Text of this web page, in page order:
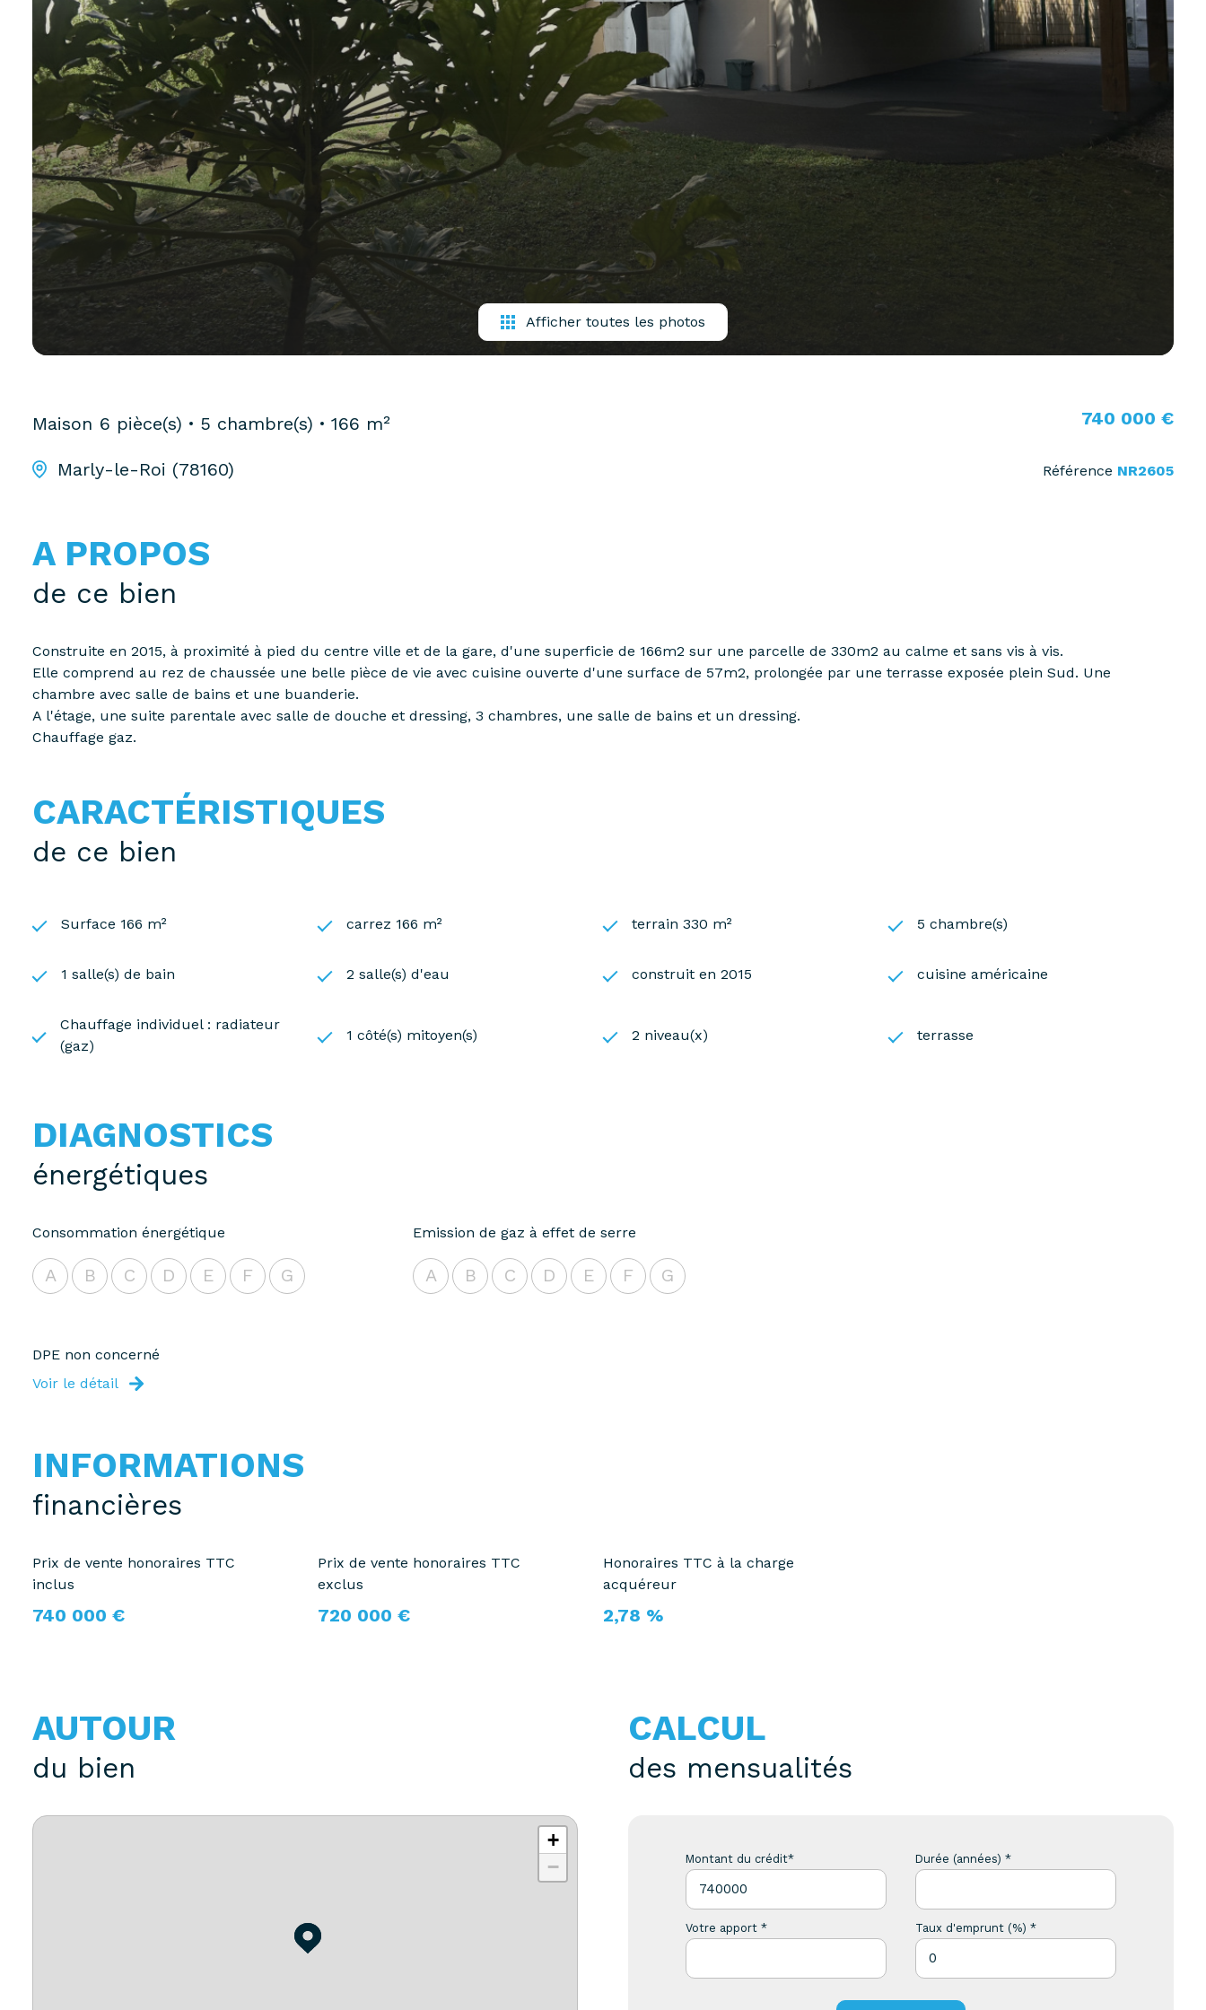
Afficher toutes les photos
Maison 6 pièce(s) 5 chambre(s) 166 m²
Marly-le-Roi (78160)
740 000 €
Référence NR2605
A PROPOS
de ce bien
Construite en 2015, à proximité à pied du centre ville et de la gare, d'une superficie de 166m2 sur une parcelle de 330m2 au calme et sans vis à vis.
Elle comprend au rez de chaussée une belle pièce de vie avec cuisine ouverte d'une surface de 57m2, prolongée par une terrasse exposée plein Sud. Une
chambre avec salle de bains et une buanderie.
A l'étage, une suite parentale avec salle de douche et dressing, 3 chambres, une salle de bains et un dressing.
Chauffage gaz.
CARACTÉRISTIQUES
de ce bien
Surface 166 m² carrez 166 m² terrain 330 m² 5 chambre(s)
1 salle(s) de bain 2 salle(s) d'eau construit en 2015 cuisine américaine
Chauffage individuel : radiateur
(gaz)
1 côté(s) mitoyen(s) 2 niveau(x) terrasse
DIAGNOSTICS
énergétiques
Consommation énergétique
A B C D E F G
Emission de gaz à effet de serre
A B C D E F G
DPE non concerné
Voir le détail
INFORMATIONS
financières
Prix de vente honoraires TTC
inclus
740 000 €
Prix de vente honoraires TTC
exclus
720 000 €
Honoraires TTC à la charge
acquéreur
2,78 %
AUTOUR
du bien
+
−
CALCUL
des mensualités
Montant du crédit* Durée (années) *
Votre apport * Taux d'emprunt (%) *